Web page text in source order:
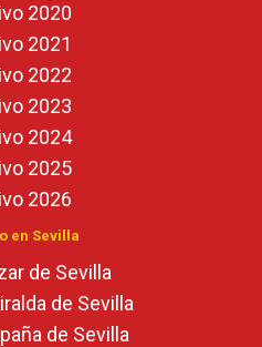
2020
2021
2022
2023
2024
2025
2026
en Sevilla
de Sevilla
de Sevilla
de Sevilla